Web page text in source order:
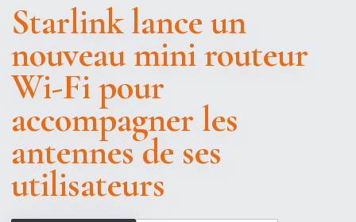
Starlink lance un
nouveau mini routeur
Wi-Fi pour
accompagner les
antennes de ses
utilisateurs